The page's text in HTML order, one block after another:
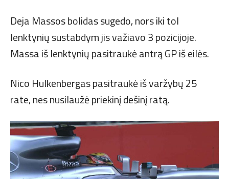
Deja Massos bolidas sugedo, nors iki tol
lenktynių sustabdym jis važiavo 3 pozicijoje.
Massa iš lenktynių pasitraukė antrą GP iš eilės.
Nico Hulkenbergas pasitraukė iš varžybų 25
rate, nes nusilaužė priekinį dešinį ratą.